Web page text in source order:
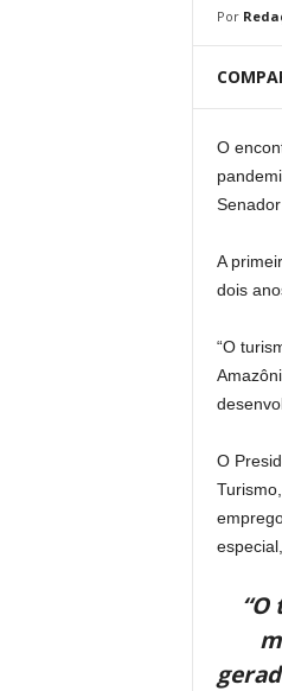
Por
O
A
dois
“O
O